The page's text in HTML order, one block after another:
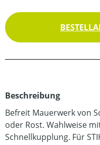
Beschreibung
Befreit Mauerwerk von
oder Rost. Wahlweise
Schnellkupplung. Für